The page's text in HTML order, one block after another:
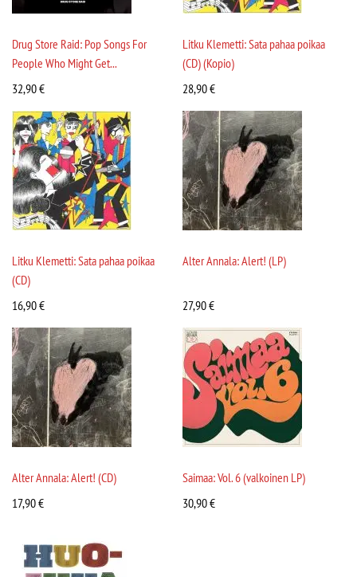
Drug Store Raid: Pop Songs For
People Who Might Get...
32,90€
Litku Klemetti: Sata pahaa poikaa
(CD) (Kopio)
28,90€
Litku Klemetti: Sata pahaa poikaa
(CD)
16,90€
Alter Annala: Alert! (LP)
27,90€
Alter Annala: Alert! (CD)
17,90€
Saimaa: Vol. 6 (valkoinen LP)
30,90€